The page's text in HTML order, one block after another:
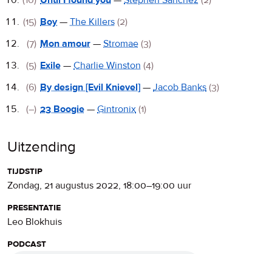
(15) Boy— The Killers (2)
(7) Mon amour — Stromae (3)
(5) Exile — Charlie Winston (4)
(6) By design [Evil Knievel] — Jacob Banks (3)
(–) 23 Boogie — Gintronix (1)
Uitzending
tijdstip
zondag, 21 augustus 2022, 18:00–19:00 uur
presentatie
Leo Blokhuis
podcast